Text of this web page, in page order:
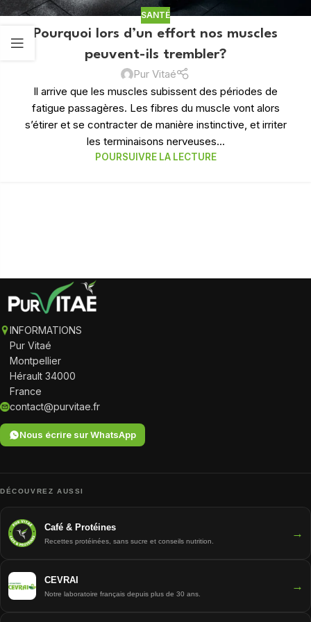
SANTÉ
Pourquoi lors d’un effort nos muscles
peuvent-ils trembler?
Pur Vitaé
Il arrive que les muscles subissent des périodes de
fatigue passagères. Les fibres du muscle vont alors
s’étirer et se contracter de manière instinctive, et irriter
les terminaisons nerveuses...
POURSUIVRE LA LECTURE
INFORMATIONS
Pur Vitaé
Montpellier
Hérault 34000
France
contact@purvitae.fr
Nous écrire sur WhatsApp
DÉCOUVREZ AUSSI
Café & Protéines
Recettes protéinées, sans sucre et conseils nutrition.
→
CEVRAI
Notre laboratoire français depuis plus de 30 ans.
→